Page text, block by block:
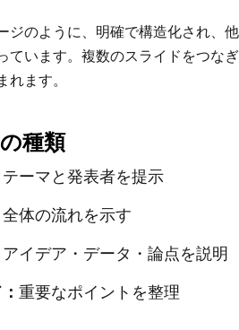
ジのように、明確で構造化され、
ています。複数のスライドをつな
れます。
種類
テーマと発表者を提示
全体の流れを示す
アイデア・データ・論点を説明
重要なポイントを整理